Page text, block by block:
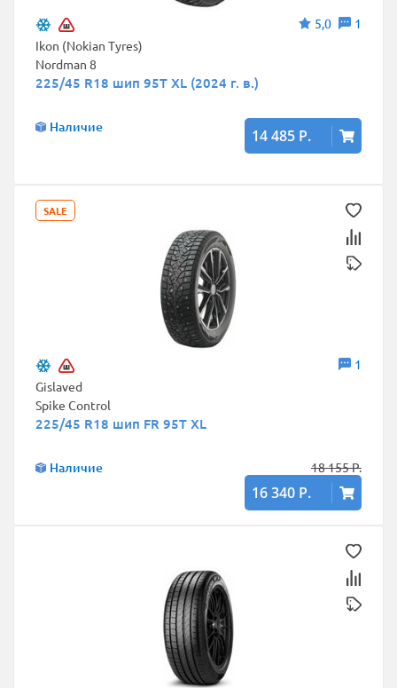
5,0
1
Ikon (Nokian Tyres)
Nordman 8
225/45 R18 шип 95T XL (2024 г. в.)
Наличие 14 485 Р.
SALE
1
Gislaved
Spike Control
225/45 R18 шип FR 95T XL
Наличие 18 155 Р.
16 340 Р.